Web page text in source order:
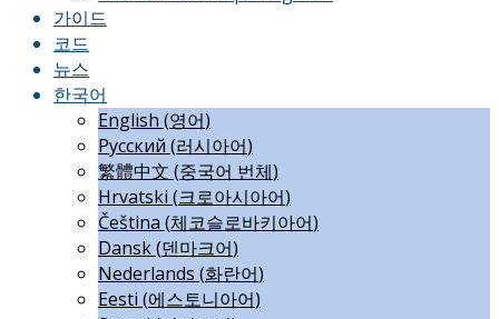
가이드
코드
뉴스
한국어
English (영어)
Русский (러시아어)
繁體中文 (중국어 번체)
Hrvatski (크로아시아어)
Čeština (체코슬로바키아어)
Dansk(덴마크어)
Nederlands (화란어)
Eesti (에스토니아어)